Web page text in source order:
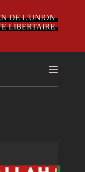
DE L'UNION
LIBERTAIRE